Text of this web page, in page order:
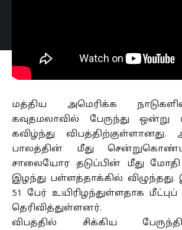
மத்திய அமெரிக்க
கவுதமலாவில் பேருந்து ஒன்று
கவிழ்ந்து விபத்திற்குள்ளானது.
பாலத்தின் மீது
சாலையோர தடுப்பின் மீது மோதி
இழந்து பள்ளத்தாக்கில் விழுந்தது.
51 பேர் உயிரிழந்துள்ளதாக
தெரிவித்துள்ளனர்.
விபத்தில் சிக்கிய